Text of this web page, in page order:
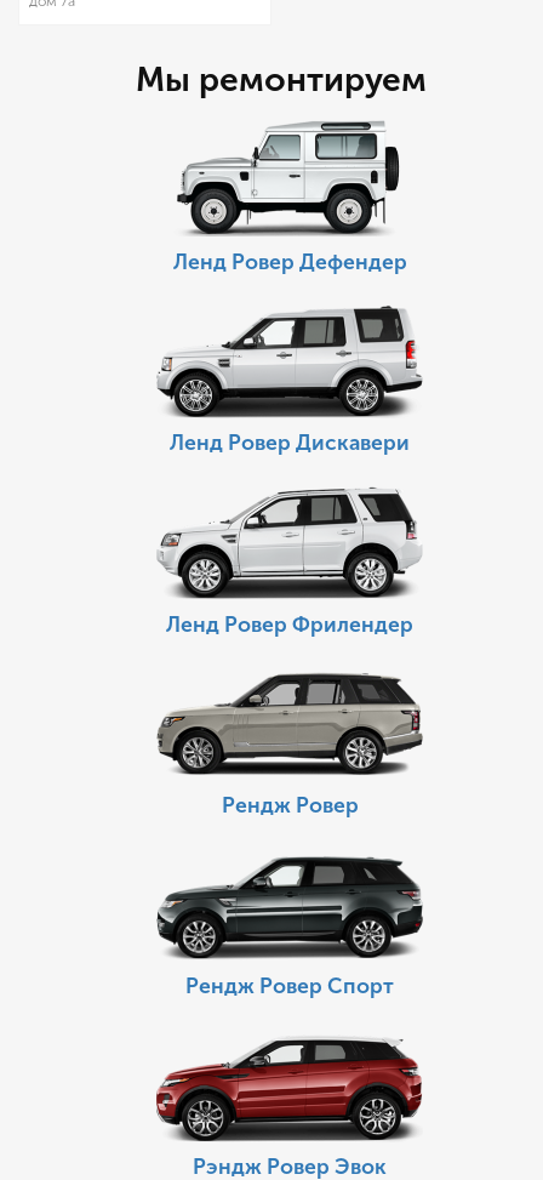
Мы ремонтируем
Ленд Ровер Дефендер
Ленд Ровер Дискавери
Ленд Ровер Фрилендер
Рендж Ровер
Рендж Ровер Спорт
Рэндж Ровер Эвок